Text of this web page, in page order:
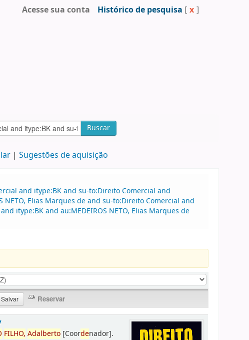
Acesse sua conta Histórico de pesquisa [ x ]
Buscar
Sugestões de aquisição
and itype:BK and su-to:Direito Comercial and
NETO, Elias Marques de and su-to:Direito Comercial and
itype:BK and au:MEDEIROS NETO, Elias Marques de
FILHO, Adalberto [Coordenador].